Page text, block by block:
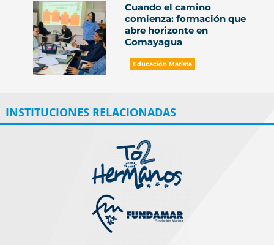
Cuando el camino
comienza: formación que
abre horizonte en
Comayagua
Educación Marista
INSTITUCIONES RELACIONADAS